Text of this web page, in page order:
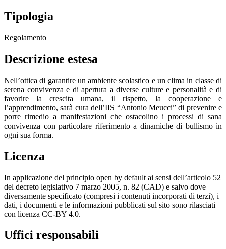
Tipologia
Regolamento
Descrizione estesa
Nell’ottica di garantire un ambiente scolastico e un clima in classe di
serena convivenza e di apertura a diverse culture e personalità e di
favorire la crescita umana, il rispetto, la cooperazione e
l’apprendimento, sarà cura dell’IIS “Antonio Meucci” di prevenire e
porre rimedio a manifestazioni che ostacolino i processi di sana
convivenza con particolare riferimento a dinamiche di bullismo in
ogni sua forma.
Licenza
In applicazione del principio open by default ai sensi dell’articolo 52
del decreto legislativo 7 marzo 2005, n. 82 (CAD) e salvo dove
diversamente specificato (compresi i contenuti incorporati di terzi), i
dati, i documenti e le informazioni pubblicati sul sito sono rilasciati
con licenza CC-BY 4.0.
Uffici responsabili